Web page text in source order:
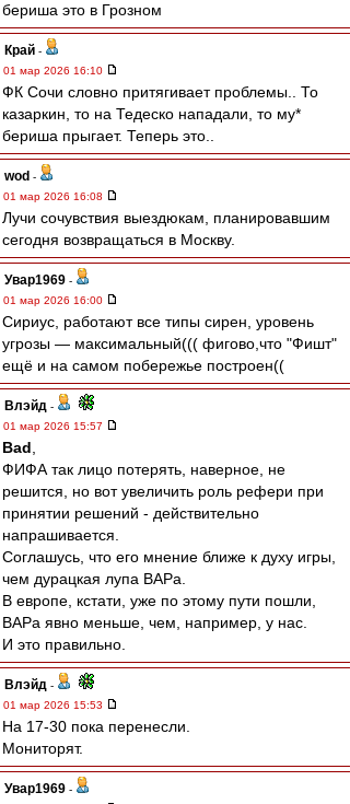
бериша это в Грозном
Край -
01 мар 2026 16:10
ФК Сочи словно притягивает проблемы.. То
казаркин, то на Тедеско нападали, то му*
бериша прыгает. Теперь это..
wod -
01 мар 2026 16:08
Лучи сочувствия выездюкам, планировавшим
сегодня возвращаться в Москву.
Увар1969 -
01 мар 2026 16:00
Сириус, работают все типы сирен, уровень
угрозы — максимальный((( фигово,что "Фишт"
ещё и на самом побережье построен((
Влэйд -
01 мар 2026 15:57
Bad
ФИФА так лицо потерять, наверное, не
решится, но вот увеличить роль рефери при
принятии решений - действительно
напрашивается.
Соглашусь, что его мнение ближе к духу игры,
чем дурацкая лупа ВАРа.
В европе, кстати, уже по этому пути пошли,
ВАРа явно меньше, чем, например, у нас.
И это правильно.
Влэйд -
01 мар 2026 15:53
На 17-30 пока перенесли.
Мониторят.
Увар1969 -